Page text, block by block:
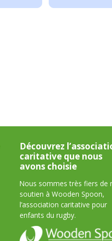
Découvrez
caritative que nous
avons choisie
Nous sommes très fiers de
soutien à Wooden Spoon,
l’association caritative pour
enfants du rugby.